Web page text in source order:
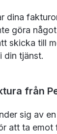
dina
göra
skicka till
din tjänst.
från
sig av
att ta emot